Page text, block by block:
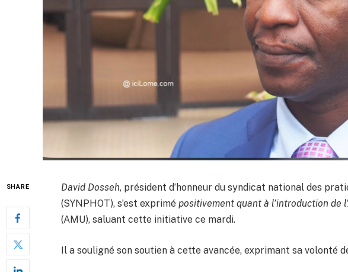
SHARE David Dosseh, président d’honneur du syndicat national des
(SYNPHOT), s’est exprimé positivement quant à l’introduction de
(AMU), saluant cette initiative ce mardi.
Il a souligné son soutien à cette avancée, exprimant sa volonté